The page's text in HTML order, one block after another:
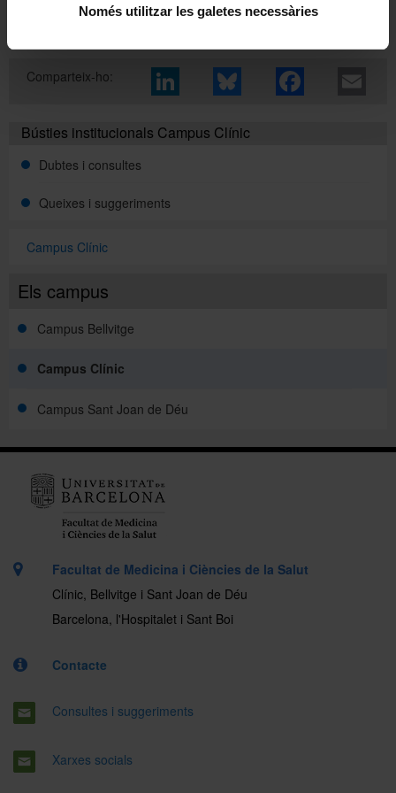
Només utilitzar les galetes necessàries
Els campus
Campus Bellvitge
Campus Clínic
Campus Sant Joan de Déu
Comparteix-ho:
Bústies institucionals Campus Clínic
Dubtes i consultes
Queixes i suggeriments
Campus Clínic
Facultat de Medicina i Ciències de la Salut
Clínic, Bellvitge i Sant Joan de Déu
Barcelona, l'Hospitalet i Sant Boi
Contacte
Consultes i suggeriments
Xarxes socials